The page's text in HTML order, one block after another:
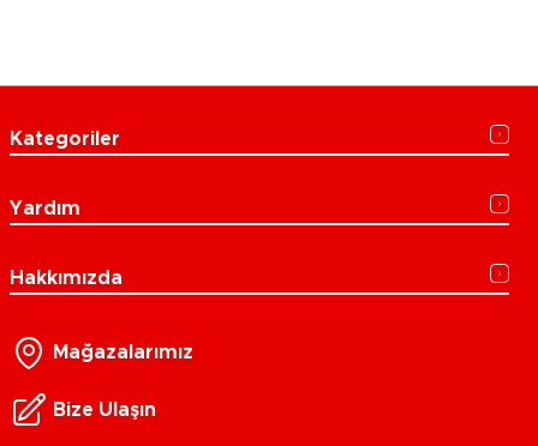
Kategoriler
Yardım
Hakkımızda
Mağazalarımız
Bize Ulaşın